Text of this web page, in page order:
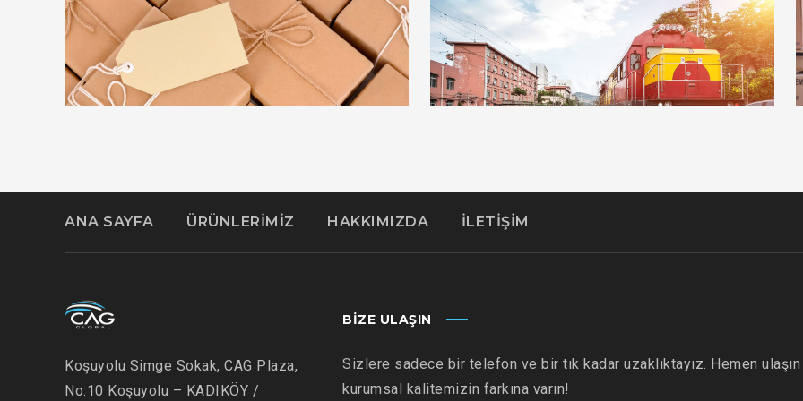
ADVERTISEMENT ADVERTISEMENT
ANA SAYFA ÜRÜNLERİMİZ HAKKIMIZDA İLETİŞİM
Koşuyolu Simge Sokak, CAG Plaza,
No:10 Koşuyolu – KADIKÖY /
BIZE ULAŞIN
Sizlere sadece bir telefon ve bir tık kadar uzaklıktayız. Hemen ulaşın
kurumsal kalitemizin farkına varın!